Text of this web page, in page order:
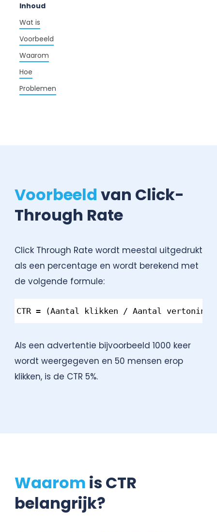
Inhoud
Wat is
Voorbeeld
Waarom
Hoe
Problemen
Voorbeeld van Click-
Through Rate
Click Through Rate wordt meestal uitgedrukt
als een percentage en wordt berekend met
de volgende formule:
Syntax
CTR = (Aantal klikken / Aantal
Als een advertentie bijvoorbeeld 1000 keer
wordt weergegeven en 50 mensen erop
klikken, is de CTR 5%.
Waarom is CTR
belangrijk?